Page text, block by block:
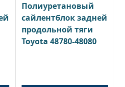
Полиуретановый
сайлентблок задней
продольной тяги
Toyota 48780-48080